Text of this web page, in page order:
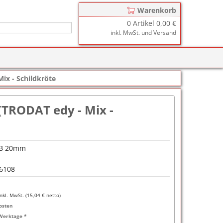
Warenkorb
0Artikel 0,00 €
inkl. MwSt. und Versand
für COLOP Printer
für COLOP Heavy Duty
für TRODAT Printy
III
Stempelfarbe
Farben
191
- Schildkröte
edy - Mix -
20mm
MwSt. (15,04 € netto)
*